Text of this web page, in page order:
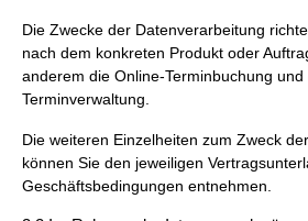
Die Zwecke der Datenverarbeitung
nach dem konkreten Produkt oder
anderem die Online-Terminbuchung und
Terminverwaltung.
Die weiteren Einzelheiten zum Zweck
können Sie den jeweiligen
Geschäftsbedingungen entnehmen.